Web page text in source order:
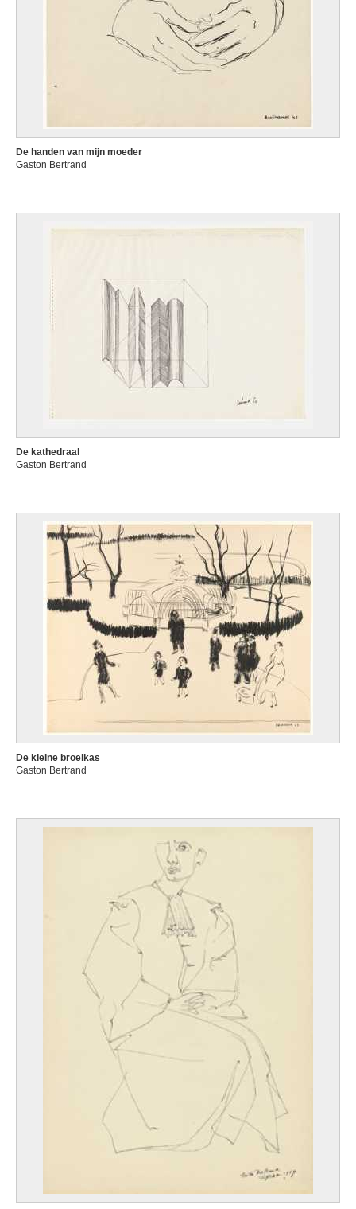
De handen van mijn moeder
Gaston Bertrand
De kathedraal
Gaston Bertrand
De kleine broeikas
Gaston Bertrand